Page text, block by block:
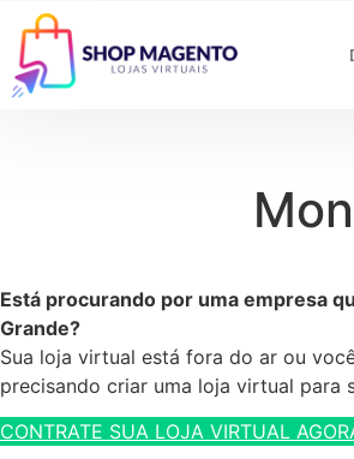
Está procurando por uma empresa
Grande?
Sua loja virtual está fora do ar ou
precisando criar uma loja virtual para
CONTRATE SUA LOJA VIRTUAL